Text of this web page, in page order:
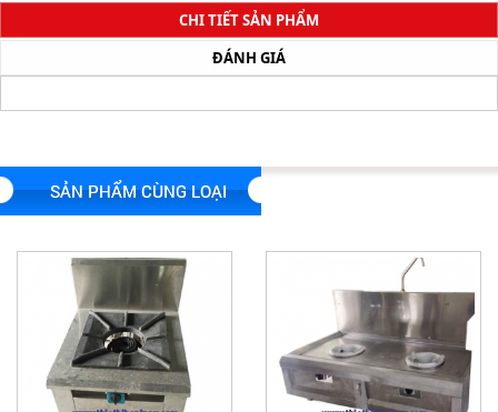
CHI TIẾT SẢN PHẨM
ĐÁNH GIÁ
SẢN PHẨM CÙNG LOẠI